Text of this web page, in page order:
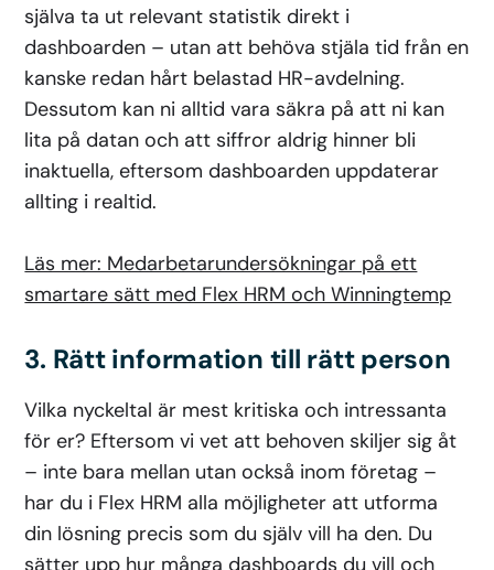
själva ta ut relevant statistik direkt i
dashboarden – utan att behöva stjäla tid från en
kanske redan hårt belastad HR-avdelning.
Dessutom kan ni alltid vara säkra på att ni kan
lita på datan och att siffror aldrig hinner bli
inaktuella, eftersom dashboarden uppdaterar
allting i realtid.
Läs mer: Medarbetarundersökningar på ett
smartare sätt med Flex HRM och Winningtemp
3. Rätt information till rätt person
Vilka nyckeltal är mest kritiska och intressanta
för er? Eftersom vi vet att behoven skiljer sig åt
– inte bara mellan utan också inom företag –
har du i Flex HRM alla möjligheter att utforma
din lösning precis som du själv vill ha den. Du
sätter upp hur många dashboards du vill och